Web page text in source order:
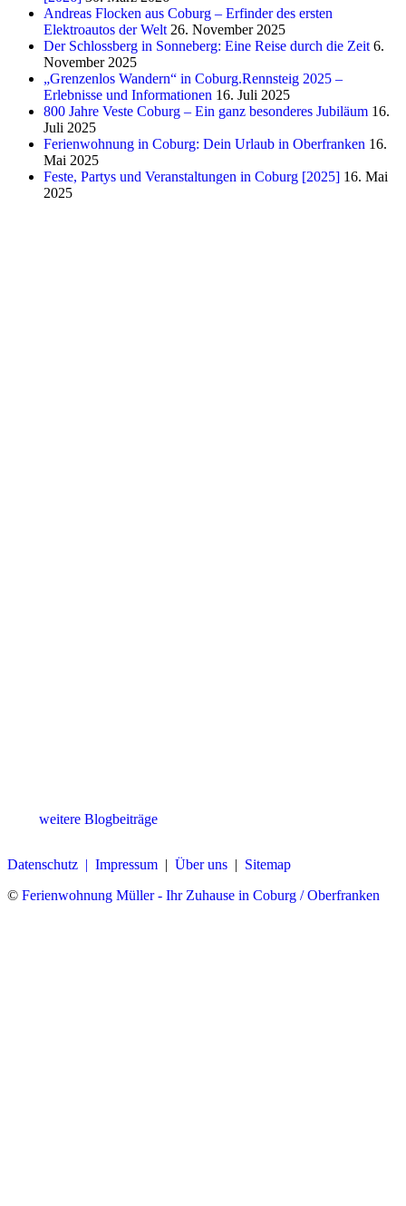
Andreas Flocken aus Coburg – Erfinder des ersten
Elektroautos der Welt 26. November 2025
Der Schlossberg in Sonneberg: Eine Reise durch die Zeit 6.
November 2025
„Grenzenlos Wandern“ in Coburg.Rennsteig 2025 –
Erlebnisse und Informationen 16. Juli 2025
800 Jahre Veste Coburg – Ein ganz besonderes Jubiläum 16.
Juli 2025
Ferienwohnung in Coburg: Dein Urlaub in Oberfranken 16.
Mai 2025
Feste, Partys und Veranstaltungen in Coburg [2025] 16. Mai
2025
weitere Blogbeiträge
Datenschutz | Impressum | Über uns | Sitemap
© Ferienwohnung Müller - Ihr Zuhause in Coburg / Oberfranken